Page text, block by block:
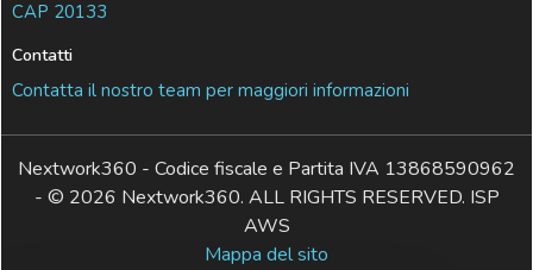
CAP 20133
Contatti
Contatta il nostro team per maggiori informazioni
Nextwork360 - Codice fiscale e Partita IVA 13868590962
- © 2026 Nextwork360. ALL RIGHTS RESERVED. ISP
AWS
Mappa del sito